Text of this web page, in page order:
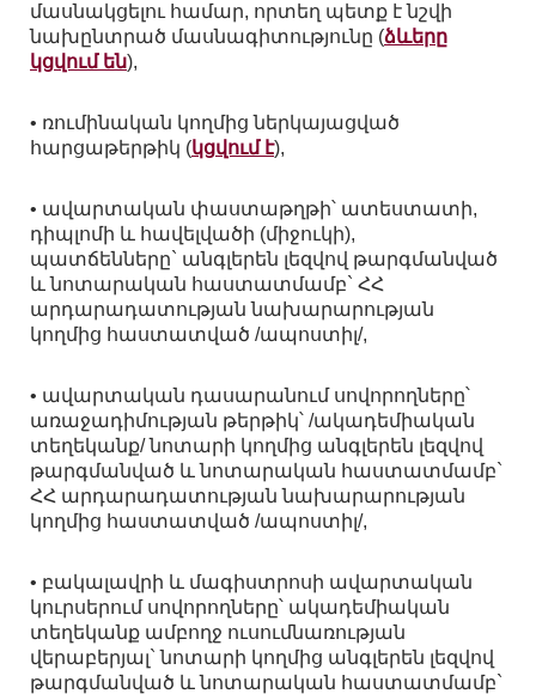
մասնակցելու համար, որտեղ պետք է նշվի
նախընտրած մասնագիտությունը (ձևերը
կցվում են),
• ռումինական կողմից ներկայացված
հարցաթերթիկ (կցվում է),
• ավարտական փաստաթղթի՝ ատեստատի,
դիպլոմի և հավելվածի (միջուկի),
պատճենները` անգլերեն լեզվով թարգմանված
և նոտարական հաստատմամբ` ՀՀ
արդարադատության նախարարության
կողմից հաստատված /ապոստիլ/,
• ավարտական դասարանում սովորողները՝
առաջադիմության թերթիկ՝ /ակադեմիական
տեղեկանք/ նոտարի կողմից անգլերեն լեզվով
թարգմանված և նոտարական հաստատմամբ`
ՀՀ արդարադատության նախարարության
կողմից հաստատված /ապոստիլ/,
• բակալավրի և մագիստրոսի ավարտական
կուրսերում սովորողները՝ ակադեմիական
տեղեկանք ամբողջ ուսումնառության
վերաբերյալ` նոտարի կողմից անգլերեն լեզվով
թարգմանված և նոտարական հաստատմամբ`